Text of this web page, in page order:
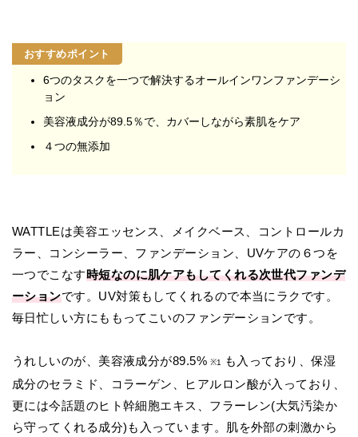
おすすめポイント
6つのタスクを一つで解決するオールインワンファンデーシ
ョン
美容液成分が89.5％で、カバーしながら素肌をケア
４つの無添加
WATTLEは美容エッセンス、メイクベース、コントロールカ
ラー、コンシーラー、ファンデーション、UVケアの６つを
一つでこなす時短なのに肌ケアもしてくれる次世代ファンデ
ーションです。UV対策もしてくれるので本当にラクです。
毎日忙しい方にももってこいのファンデーションです。
うれしいのが、美容液成分が89.5% ※1
も入っており、保湿
成分のセラミド、コラーゲン、ヒアルロン酸が入っており、
更には今話題のヒト幹細胞エキス、フラーレン(大気汚染か
ら守ってくれる成分)も入っています。肌を外部の刺激から